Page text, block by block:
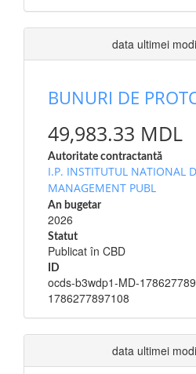
data ultimei
BUNURI DE
49,983.33 MDL
Autoritate contractantă
I.P. INSTITUTUL NATIONAL
MANAGEMENT PUBL
An bugetar
2026
Statut
Publicat în CBD
ID
ocds-b3wdp1-MD-
1786277897108
data ultimei